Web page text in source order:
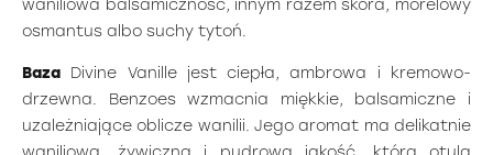
waniliowa balsamiczność, innym razem skóra, morelowy
osmantus albo suchy tytoń.
Baza Divine Vanille jest ciepła, ambrowa i kremowo-
drzewna. Benzoes wzmacnia miękkie, balsamiczne i
uzależniające oblicze wanilii. Jego aromat ma delikatnie